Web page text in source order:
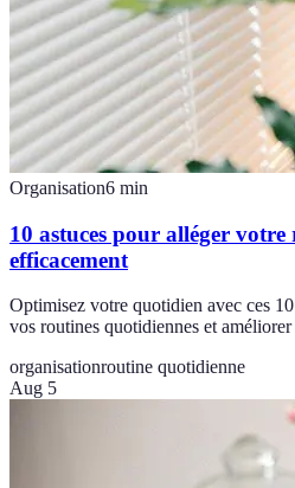
Organisation6 min
10 astuces pour alléger
efficacement
Optimisez votre quotidien avec ces
vos routines quotidiennes et
organisationroutine quotidienne
Aug 5